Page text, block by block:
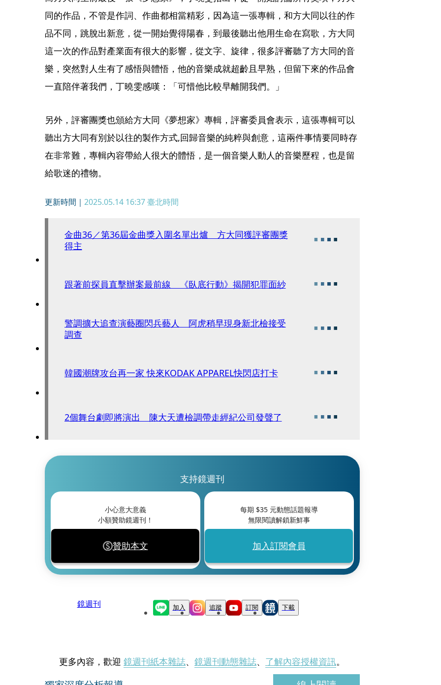
同的作品，不管是作詞、作曲都相當精彩，因為這一張專輯，和方大同以往的作
品不同，跳脫出新意，從一開始覺得陽春，到最後聽出他用生命在寫歌，方大同
這一次的作品對產業面有很大的影響，從文字、旋律，很多評審聽了方大同的音
樂，突然對人生有了感悟與體悟，他的音樂成就超齡且早熟，但留下來的作品會
一直陪伴著我們，丁曉雯感嘆：「可惜他比較早離開我們。」
另外，評審團獎也頒給方大同《夢想家》專輯，評審委員會表示，這張專輯可以
聽出方大同有別於以往的製作方式,回歸音樂的純粹與創意，這兩件事情要同時存
在非常難，專輯內容帶給人很大的體悟，是一個音樂人動人的音樂歷程，也是留
給歌迷的禮物。
更新時間｜ 2025.05.14 16:37臺北時間
金曲36／第36屆金曲獎入圍名單出爐 方大同獲評審團獎
得主
跟著前探員直擊辦案最前線 《臥底行動》揭開犯罪面紗
警調擴大追查演藝圈閃兵藝人 阿虎稍早現身新北檢接受
調查
韓國潮牌攻台再一家 快來KODAK APPAREL快閃店打卡
2個舞台劇即將演出 陳大天遭檢調帶走經紀公司發聲了
支持鏡週刊
小心意大意義
小額贊助鏡週刊！
贊助本文
每期 $35元動態話題報導
無限閱讀解鎖新鮮事
加入訂閱會員
鏡週刊 加入 追蹤 訂閱 下載
更多內容，歡迎 鏡週刊紙本雜誌、 鏡週刊動態雜誌、 了解內容授權資訊。